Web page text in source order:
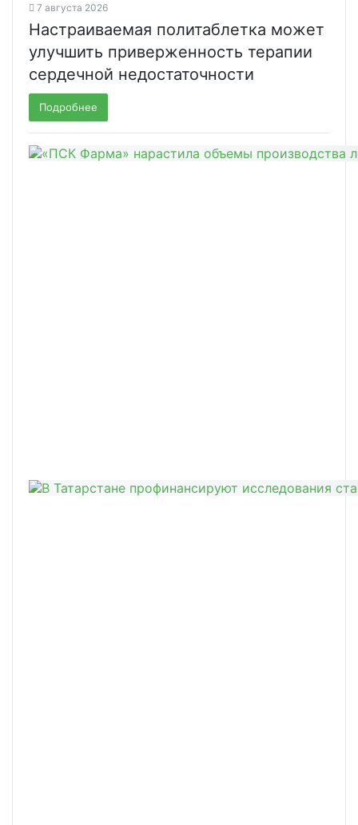
7 августа 2026
Настраиваемая политаблетка может
улучшить приверженность терапии
сердечной недостаточности
Подробнее